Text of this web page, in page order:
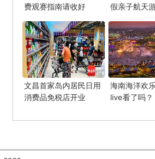
费观赛指南请收好
假亲子航天
文昌首家岛内居民日用
消费品免税店开业
海南海洋欢
live看了吗？